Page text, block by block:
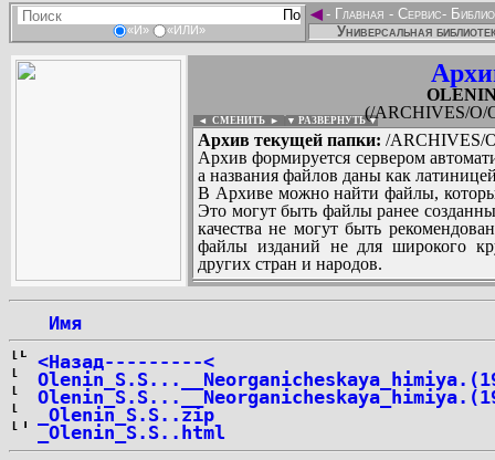
«И» «ИЛИ»
◄- Главная - Сервис-
Универсальная
(/ARCHIVES/O/
◄ СМЕНИТЬ ► ▼ РАЗВЕРНУТЬ ▼
Архив текущей папки: /ARCHIVES/
Архив формируется сервером
а названия файлов даны как
В Архиве можно найти файлы,
Это могут быть файлы ранее
качества не могут быть
файлы изданий не для широкого
других стран и народов.
Имя
<Назад---------<
_Olenin_S.S..zip
_Olenin_S.S..html